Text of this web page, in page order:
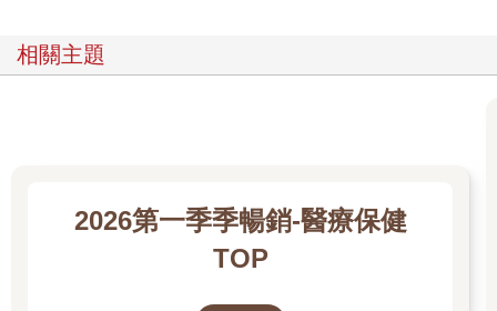
三大運動類型，助你強化關節與身心
關節炎患者主要可從事3種類型的運動：關節伸展運動、肌力運動
相關主題
2026第一季季暢銷-醫療保健
TOP